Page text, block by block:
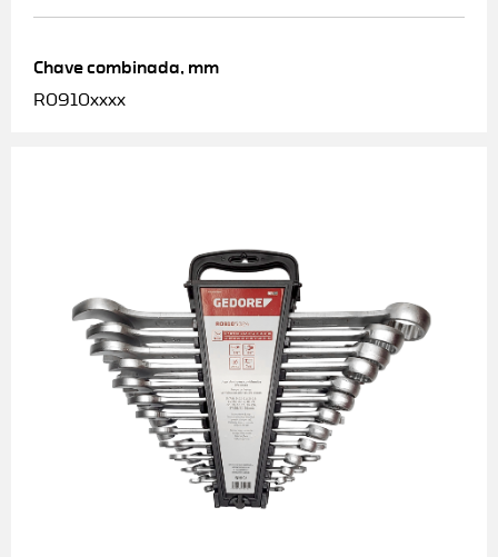
Chave combinada, mm
R0910xxxx